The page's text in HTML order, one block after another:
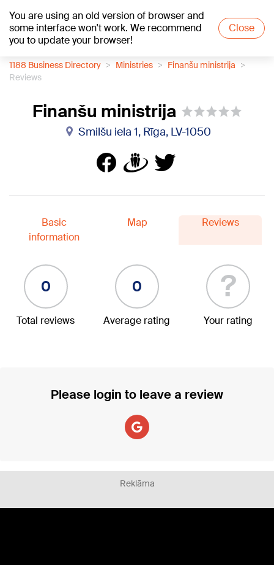
You are using an old version of browser and
some interface won't work. We recommend
you to update your browser!
Close
+19°C
1188 Business Directory Ministries
Finanšu ministrija
Reviews
Finanšu ministrija
Smilšu iela 1, Rīga, LV-1050
Basic
information
Map Reviews
0
Total reviews
0
Average rating
?
Your rating
Please login to leave a review
Reklāma